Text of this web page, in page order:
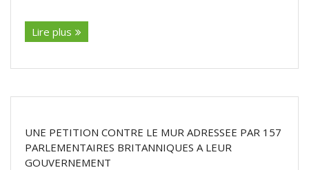
Lire plus
UNE PETITION CONTRE LE MUR ADRESSEE PAR 157
PARLEMENTAIRES BRITANNIQUES A LEUR
GOUVERNEMENT